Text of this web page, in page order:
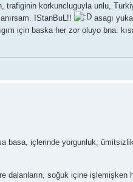
korkuncluguyla unlu,
IStanBuL!!
asagı
için baska her zor oluyo bna.
basa, içlerinde yorgunluk,
dalanların, soğuk içine işlemişken